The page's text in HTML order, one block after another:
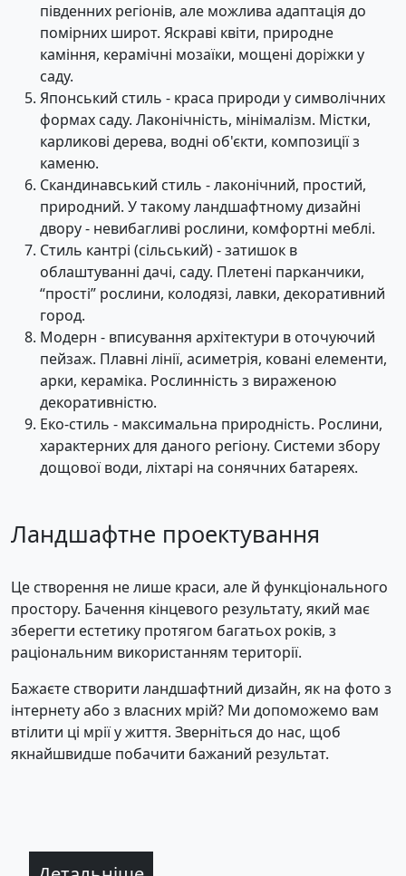
південних регіонів, але можлива адаптація до
помірних широт. Яскраві квіти, природне
каміння, керамічні мозаїки, мощені доріжки у
саду.
Японський стиль - краса природи у символічних
формах саду. Лаконічність, мінімалізм. Містки,
карликові дерева, водні об'єкти, композиції з
каменю.
Скандинавський стиль - лаконічний, простий,
природний. У такому ландшафтному дизайні
двору - невибагливі рослини, комфортні меблі.
Стиль кантрі (сільський) - затишок в
облаштуванні дачі, саду. Плетені парканчики,
“прості” рослини, колодязі, лавки, декоративний
город.
Модерн - вписування архітектури в оточуючий
пейзаж. Плавні лінії, асиметрія, ковані елементи,
арки, кераміка. Рослинність з вираженою
декоративністю.
Еко-стиль - максимальна природність. Рослини,
характерних для даного регіону. Системи збору
дощової води, ліхтарі на сонячних батареях.
Ландшафтне проектування
Це створення не лише краси, але й функціонального
простору. Бачення кінцевого результату, який має
зберегти естетику протягом багатьох років, з
раціональним використанням території.
Бажаєте створити ландшафтний дизайн, як на фото з
інтернету або з власних мрій? Ми допоможемо вам
втілити ці мрії у життя. Зверніться до нас, щоб
якнайшвидше побачити бажаний результат.